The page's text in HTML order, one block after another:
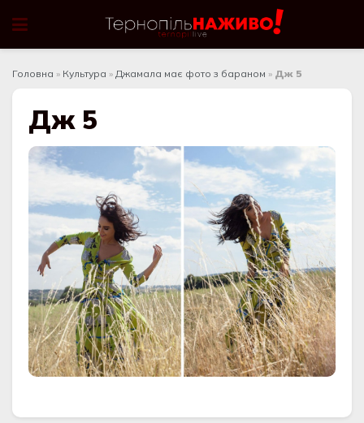
Головна » Культура » Джамала має фото з бараном » Дж 5
Дж 5